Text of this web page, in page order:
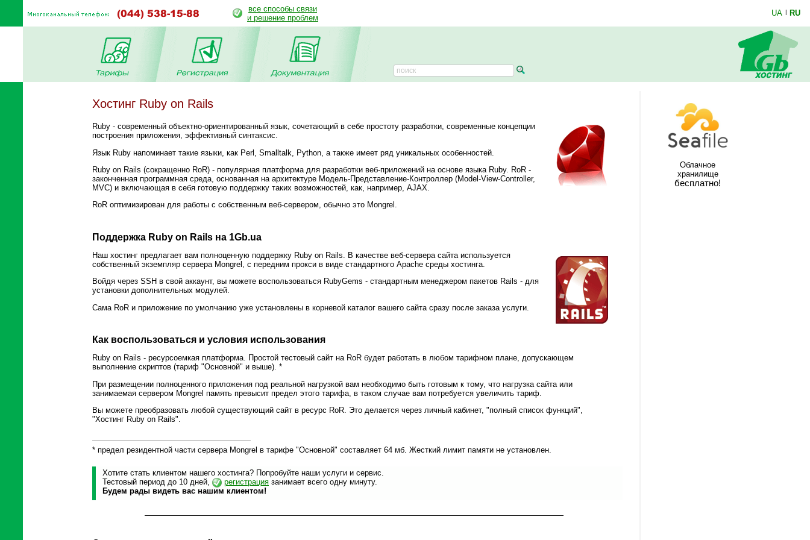
все способы связи
и решение проблем
UA | RU
Хостинг Ruby on Rails
Ruby - современный объектно-ориентированный язык, сочетающий в себе простоту разработки, современные концепции
построения приложения, эффективный синтаксис.
Язык Ruby напоминает такие языки, как Perl, Smalltalk, Python, а также имеет ряд уникальных особенностей.
Ruby on Rails (сокращенно RoR) - популярная платформа для разработки веб-приложений на основе языка Ruby. RoR -
законченная программная среда, основанная на архитектуре Модель-Представление-Контроллер (Model-View-Controller,
MVC) и включающая в себя готовую поддержку таких возможностей, как, например, AJAX.
RoR оптимизирован для работы с собственным веб-сервером, обычно это Mongrel.
Поддержка Ruby on Rails на 1Gb.ua
Наш хостинг предлагает вам полноценную поддержку Ruby on Rails. В качестве веб-сервера сайта используется
собственный экземпляр сервера Mongrel, с передним прокси в виде стандартного Apache среды хостинга.
Войдя через SSH в свой аккаунт, вы можете воспользоваться RubyGems - стандартным менеджером пакетов Rails - для
установки дополнительных модулей.
Сама RoR и приложение по умолчанию уже установлены в корневой каталог вашего сайта сразу после заказа услуги.
Как воспользоваться и условия использования
Ruby on Rails - ресурсоемкая платформа. Простой тестовый сайт на RoR будет работать в любом тарифном плане, допускающем
выполнение скриптов (тариф "Основной" и выше). *
При размещении полноценного приложения под реальной нагрузкой вам необходимо быть готовым к тому, что нагрузка сайта или
занимаемая сервером Mongrel память превысит предел этого тарифа, в таком случае вам потребуется увеличить тариф.
Вы можете преобразовать любой существующий сайт в ресурс RoR. Это делается через личный кабинет, "полный список функций",
"Хостинг Ruby on Rails".
* предел резидентной части сервера Mongrel в тарифе "Основной" составляет 64 мб. Жесткий лимит памяти не установлен.
Хотите стать клиентом нашего хостинга? Попробуйте наши услуги и сервис.
Тестовый период до 10 дней,
регистрация занимает всего одну минуту.
Будем рады видеть вас нашим клиентом!
Облачное
хранилище
бесплатно!